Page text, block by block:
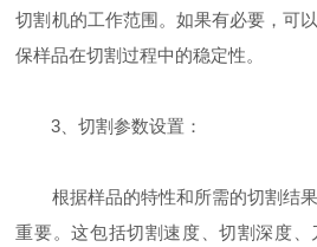
切割机的工作范围。如果有必要，可
保样品在切割过程中的稳定性。
3、切割参数设置：
根据样品的特性和所需的切割结果
重要。这包括切割速度、切割深度